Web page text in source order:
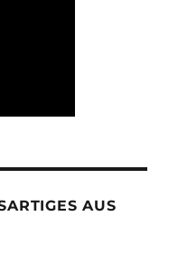
AUS D